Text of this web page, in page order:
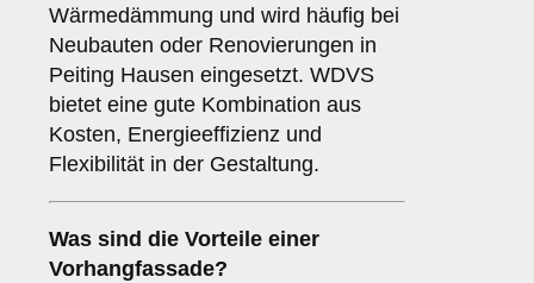
Wärmedämmung und wird häufig bei
Neubauten oder Renovierungen in
Peiting Hausen eingesetzt. WDVS
bietet eine gute Kombination aus
Kosten, Energieeffizienz und
Flexibilität in der Gestaltung.
Was sind die Vorteile einer
Vorhangfassade?